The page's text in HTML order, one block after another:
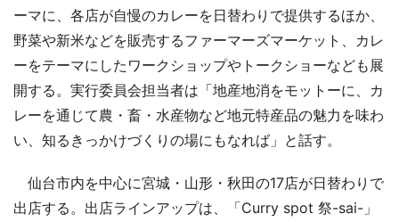
ーマに、各店が自慢のカレーを日替わりで提供するほか、
野菜や新米などを販売するファーマーズマーケット、カレ
ーをテーマにしたワークショップやトークショーなども展
開する。実行委員会担当者は「地産地消をモットーに、カ
レーを通じて農・畜・水産物など地元特産品の魅力を味わ
い、知るきっかけづくりの場にもなれば」と話す。
仙台市内を中心に宮城・山形・秋田の17店が日替わりで
出店する。出店ラインアップは、「Curry spot 祭-sai-」